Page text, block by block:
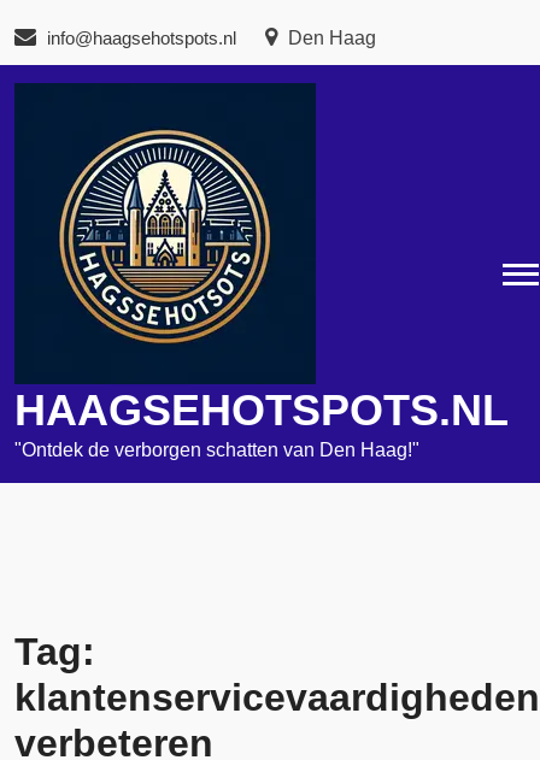
de
inhoud
info@haagsehotspots.nl Den Haag
HAAGSEHOTSPOTS.NL
"Ontdek de verborgen schatten van Den Haag!"
Tag:
klantenservicevaardigheden
verbeteren